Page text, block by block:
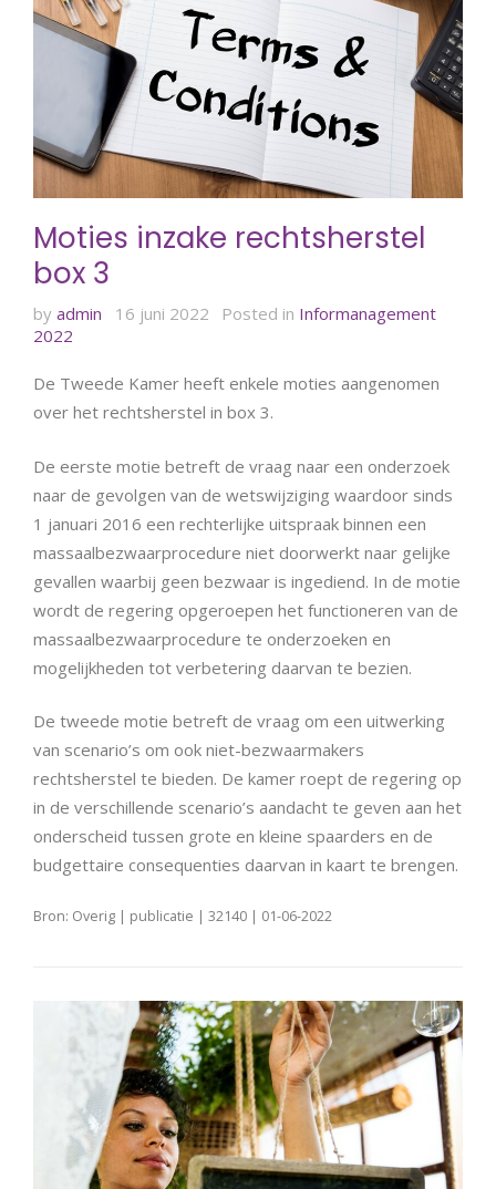
Moties inzake rechtsherstel
box 3
by admin 16 juni 2022 Posted in Informanagement
2022
De Tweede Kamer heeft enkele moties aangenomen
over het rechtsherstel in box 3.
De eerste motie betreft de vraag naar een onderzoek
naar de gevolgen van de wetswijziging waardoor sinds
1 januari 2016 een rechterlijke uitspraak binnen een
massaalbezwaarprocedure niet doorwerkt naar gelijke
gevallen waarbij geen bezwaar is ingediend. In de motie
wordt de regering opgeroepen het functioneren van de
massaalbezwaarprocedure te onderzoeken en
mogelijkheden tot verbetering daarvan te bezien.
De tweede motie betreft de vraag om een uitwerking
van scenario’s om ook niet-bezwaarmakers
rechtsherstel te bieden. De kamer roept de regering op
in de verschillende scenario’s aandacht te geven aan het
onderscheid tussen grote en kleine spaarders en de
budgettaire consequenties daarvan in kaart te brengen.
Bron: Overig | publicatie | 32140 | 01-06-2022